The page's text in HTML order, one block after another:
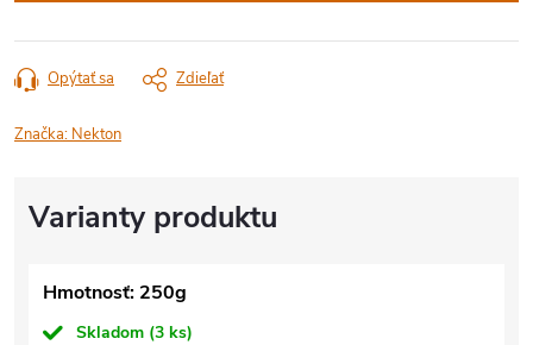
Opýtať sa Zdieľať
Značka: Nekton
Hmotnosť: 250g
Skladom (3 ks)